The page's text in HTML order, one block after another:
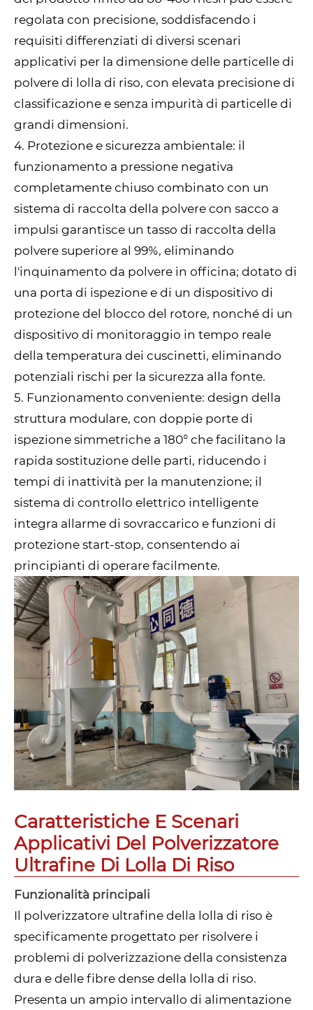
regolata con precisione, soddisfacendo i
requisiti differenziati di diversi scenari
applicativi per la dimensione delle particelle di
polvere di lolla di riso, con elevata precisione di
classificazione e senza impurità di particelle di
grandi dimensioni.
4. Protezione e sicurezza ambientale: il
funzionamento a pressione negativa
completamente chiuso combinato con un
sistema di raccolta della polvere con sacco a
impulsi garantisce un tasso di raccolta della
polvere superiore al 99%, eliminando
l'inquinamento da polvere in officina; dotato di
una porta di ispezione e di un dispositivo di
protezione del blocco del rotore, nonché di un
dispositivo di monitoraggio in tempo reale
della temperatura dei cuscinetti, eliminando
potenziali rischi per la sicurezza alla fonte.
5. Funzionamento conveniente: design della
struttura modulare, con doppie porte di
ispezione simmetriche a 180° che facilitano la
rapida sostituzione delle parti, riducendo i
tempi di inattività per la manutenzione; il
sistema di controllo elettrico intelligente
integra allarme di sovraccarico e funzioni di
protezione start-stop, consentendo ai
principianti di operare facilmente.
Caratteristiche E Scenari
Applicativi Del Polverizzatore
Ultrafine Di Lolla Di Riso
Funzionalità principali
Il polverizzatore ultrafine della lolla di riso è
specificamente progettato per risolvere i
problemi di polverizzazione della consistenza
dura e delle fibre dense della lolla di riso.
Presenta un ampio intervallo di alimentazione